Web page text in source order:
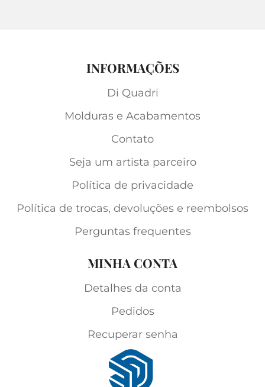
INFORMAÇÕES
Di Quadri
Molduras e Acabamentos
Contato
Seja um artista parceiro
Política de privacidade
Política de trocas, devoluções e reembolsos
Perguntas frequentes
MINHA CONTA
Detalhes da conta
Pedidos
Recuperar senha